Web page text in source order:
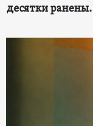
десятки